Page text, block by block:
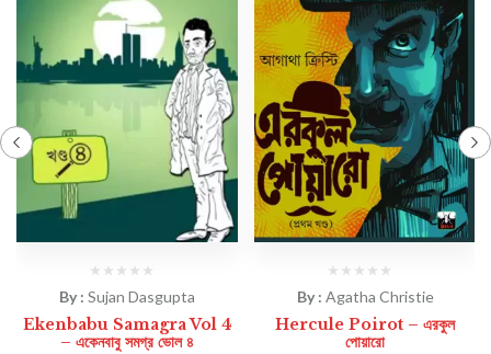
By : Sujan Dasgupta
Ekenbabu Samagra Vol 4
– একেনবাবু সমগ্র ভোল ৪
By : Agatha Christie
Hercule Poirot – এরকুল
পোয়ারো